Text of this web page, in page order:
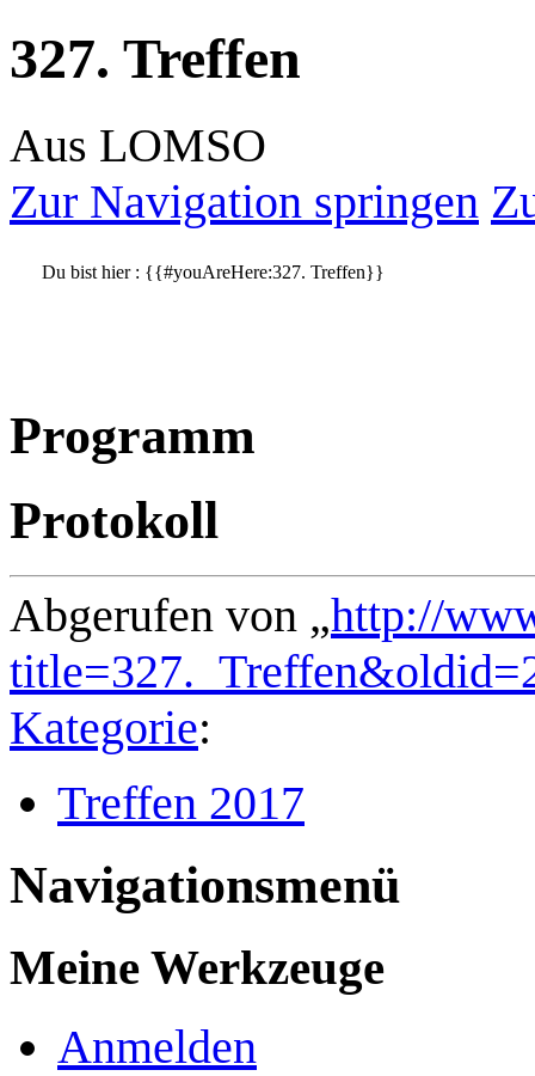
327. Treffen
Aus LOMSO
Zur Navigation springen
Du bist hier : {{#youAreHere:327. Treffen}}
Programm
Protokoll
Abgerufen von „http://
Kategorie:
Treffen 2017
Navigationsmenü
Meine Werkzeuge
Anmelden